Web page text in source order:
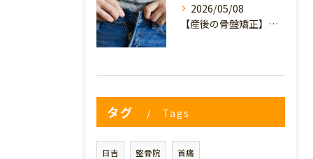
2026/05/08
【産後の骨盤矯正】妊娠前のデニムが履けない…
タグ Tags
日吉 整骨院 首痛